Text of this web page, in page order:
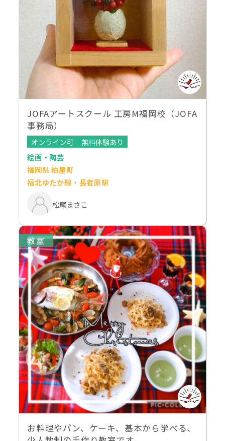
JOFAアートスクール 工房M福岡校（JOFA
事務局）
オンライン可
無料体験あり
絵画・陶芸
福岡県 粕屋町
福北ゆたか線・長者原駅
松尾まさこ
教室
お料理やパン、ケーキ、基本から学べる、